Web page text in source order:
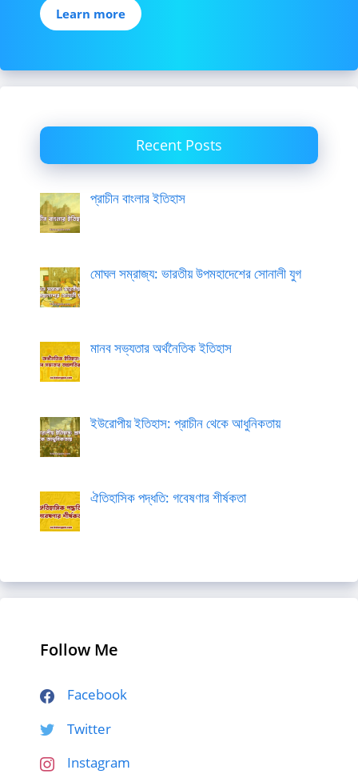
Learn more
Recent Posts
প্রাচীন বাংলার ইতিহাস
মোঘল সম্রাজ্য: ভারতীয় উপমহাদেশের সোনালী যুগ
মানব সভ্যতার অর্থনৈতিক ইতিহাস
ইউরোপীয় ইতিহাস: প্রাচীন থেকে আধুনিকতায়
ঐতিহাসিক পদ্ধতি: গবেষণার শীর্ষকতা
Follow Me
Facebook
Twitter
Instagram